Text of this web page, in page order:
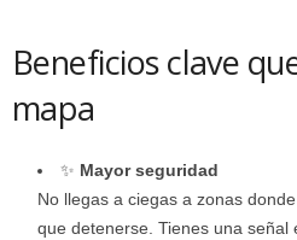
Beneficios clave
mapa
✨ Mayor seguridad
No llegas a ciegas a zonas
que detenerse. Tienes una